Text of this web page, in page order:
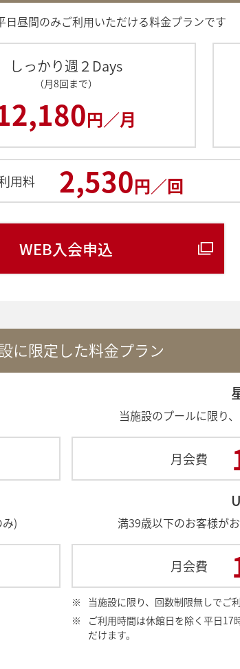
日昼間のみご利用いただける料金プランです
しっかり週２Days
（月8回まで）
円／月
用料 2,530円／回
WEB入会申込
に限定した料金プラン
当施設のプールに限り
月会費
) 満39歳以下のお客様が
月会費
※
当施設に限り、回数制限無しでご
※
ご利用時間は休館日を除く平日17
だけます。